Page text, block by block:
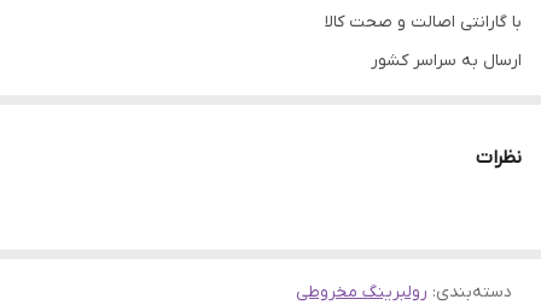
با گارانتی اصالت و صحت کالا
ارسال به سراسر کشور
نظرات
دسته‌بندی: رولبرینگ مخروطی